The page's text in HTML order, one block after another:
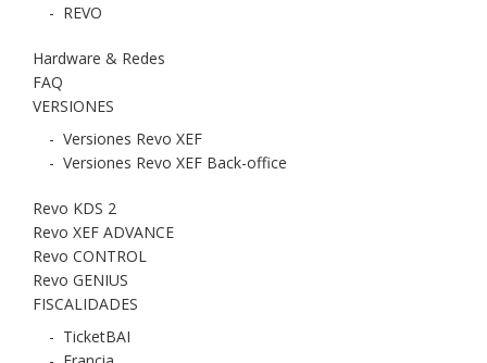
- REVO
Hardware & Redes
FAQ
VERSIONES
- Versiones Revo XEF
- Versiones Revo XEF Back-office
Revo KDS 2
Revo XEF ADVANCE
Revo CONTROL
Revo GENIUS
FISCALIDADES
- TicketBAI